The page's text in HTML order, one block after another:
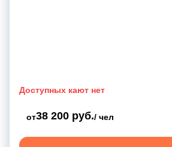
Доступных кают нет
от38 200 руб./ чел